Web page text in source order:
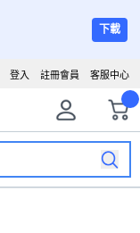
下載
客服中心
註冊會員
登入